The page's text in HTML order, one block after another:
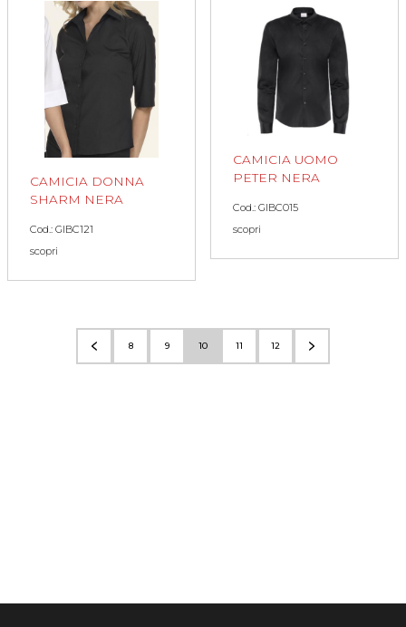
CAMICIA DONNA
SHARM NERA
Cod.: GIBC121
scopri
CAMICIA UOMO
PETER NERA
Cod.: GIBC015
scopri
8 9 10 11 12